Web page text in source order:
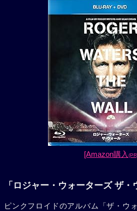
[Amazon購入
「ロジャー・ウォーターズ ザ
ピンクフロイドのアルバム「ザ・ウ